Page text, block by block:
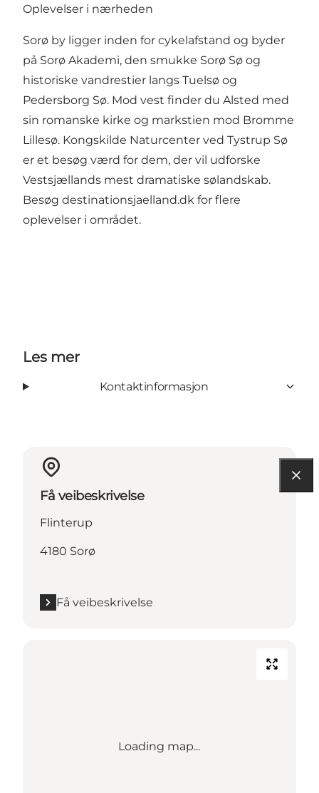
Oplevelser i nærheden
Sorø by ligger inden for cykelafstand og byder
på Sorø Akademi, den smukke Sorø Sø og
historiske vandrestier langs Tuelsø og
Pedersborg Sø. Mod vest finder du Alsted med
sin romanske kirke og markstien mod Bromme
Lillesø. Kongskilde Naturcenter ved Tystrup Sø
er et besøg værd for dem, der vil udforske
Vestsjællands mest dramatiske sølandskab.
Besøg destinationsjaelland.dk for flere
oplevelser i området.
Les mer
Kontaktinformasjon
Få veibeskrivelse
Flinterup
4180 Sorø
Få veibeskrivelse
Loading map...